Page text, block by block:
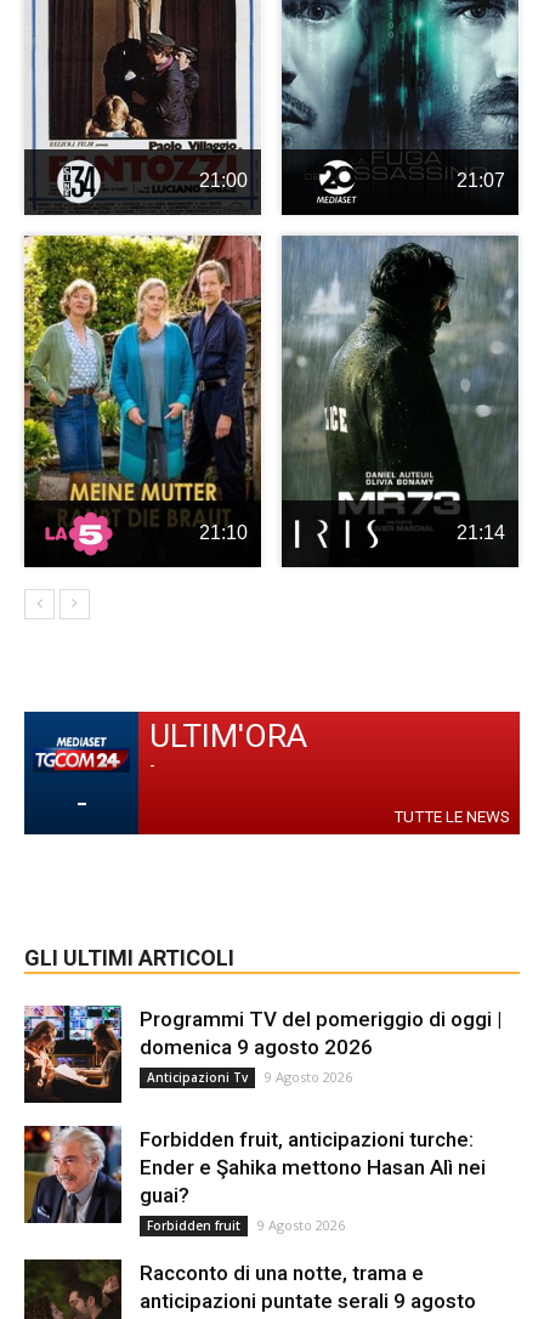
21:00 21:07
21:10 21:14
-
ULTIM'ORA
-
TUTTE LE NEWS
GLI ULTIMI ARTICOLI
Programmi TV del pomeriggio di oggi |
domenica 9 agosto 2026
Anticipazioni Tv 9 Agosto 2026
Forbidden fruit, anticipazioni turche:
Ender e Şahika mettono Hasan Alì nei
guai?
Forbidden fruit 9 Agosto 2026
Racconto di una notte, trama e
anticipazioni puntate serali 9 agosto